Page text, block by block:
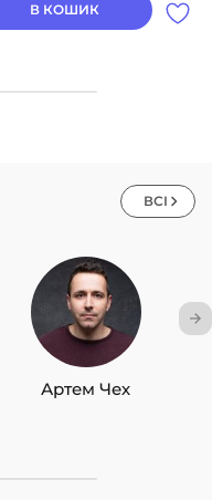
В КОШИК
ВСІ
Артем Чех